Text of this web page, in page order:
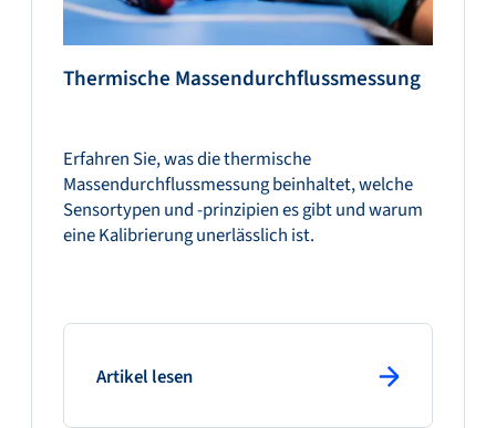
Thermische Massendurchflussmessung
Erfahren Sie, was die thermische
Massendurchflussmessung beinhaltet, welche
Sensortypen und -prinzipien es gibt und warum
eine Kalibrierung unerlässlich ist.
Artikel lesen: primary button